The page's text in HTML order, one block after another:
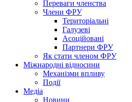
Переваги членства
Члени ФРУ
Територіальні
Галузеві
Асоційовані
Партнери ФРУ
Як стати членом ФРУ
Міжнародні відносини
Механізми впливу
Події
Медіа
Новини